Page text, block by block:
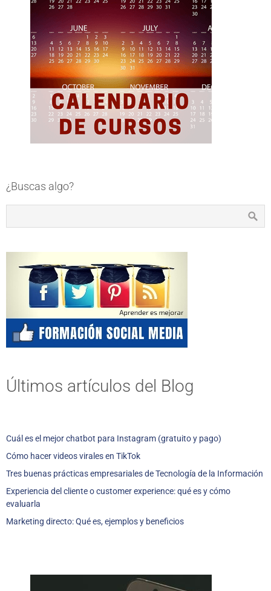
¿Buscas algo?
Últimos artículos del Blog
Cuál es el mejor chatbot para Instagram (gratuito y pago)
Cómo hacer videos virales en TikTok
Tres buenas prácticas empresariales de Tecnología de la Información
Experiencia del cliente o customer experience: qué es y cómo
evaluarla
Marketing directo: Qué es, ejemplos y beneficios